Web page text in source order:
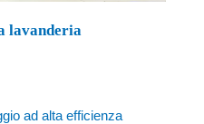
lavanderia
ad alta efficienza